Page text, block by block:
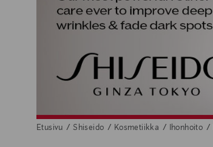
Etusivu Shiseido Kosmetiikka Ihonhoito